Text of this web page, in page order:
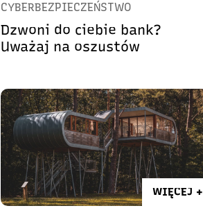
CYBERBEZPIECZEŃSTWO
Dzwoni do ciebie bank?
Uważaj na oszustów
WIĘCEJ +